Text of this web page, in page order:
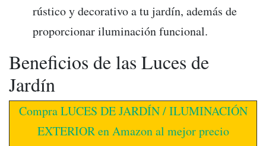
rústico y decorativo a tu jardín, además de
proporcionar iluminación funcional.
Beneficios de las Luces de
Jardín
Compra LUCES DE JARDÍN / ILUMINACIÓN
EXTERIOR en Amazon al mejor precio